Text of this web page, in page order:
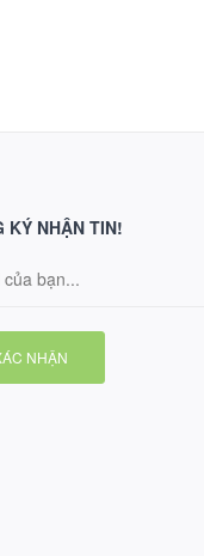
KÝ NHẬN TIN!
NHẬN